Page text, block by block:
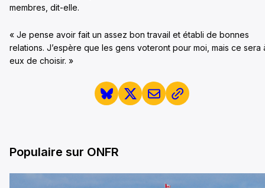
membres, dit-elle.
« Je pense avoir fait un assez bon travail et établi de bonnes
relations. J’espère que les gens voteront pour moi, mais ce sera
eux de choisir. »
Populaire sur ONFR